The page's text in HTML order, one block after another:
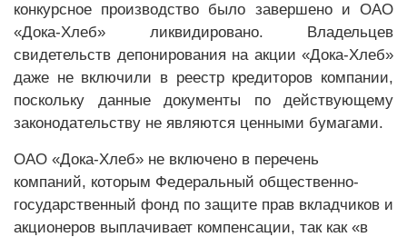
конкурсное производство было завершено и ОАО
«Дока-Хлеб» ликвидировано. Владельцев
свидетельств депонирования на акции «Дока-Хлеб»
даже не включили в реестр кредиторов компании,
поскольку данные документы по действующему
законодательству не являются ценными бумагами.
ОАО «Дока-Хлеб» не включено в перечень
компаний, которым Федеральный общественно-
государственный фонд по защите прав вкладчиков и
акционеров выплачивает компенсации, так как «в